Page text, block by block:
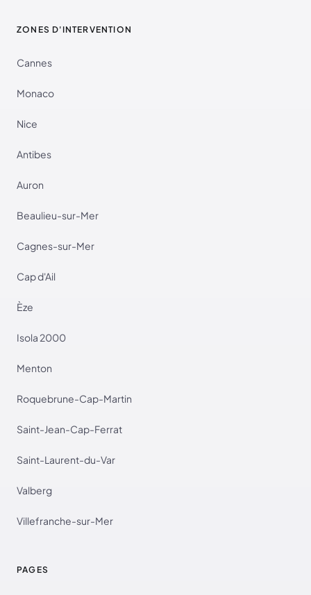
ZONES D'INTERVENTION
Cannes
Monaco
Nice
Antibes
Auron
Beaulieu-sur-Mer
Cagnes-sur-Mer
Cap d'Ail
Èze
Isola 2000
Menton
Roquebrune-Cap-Martin
Saint-Jean-Cap-Ferrat
Saint-Laurent-du-Var
Valberg
Villefranche-sur-Mer
PAGES